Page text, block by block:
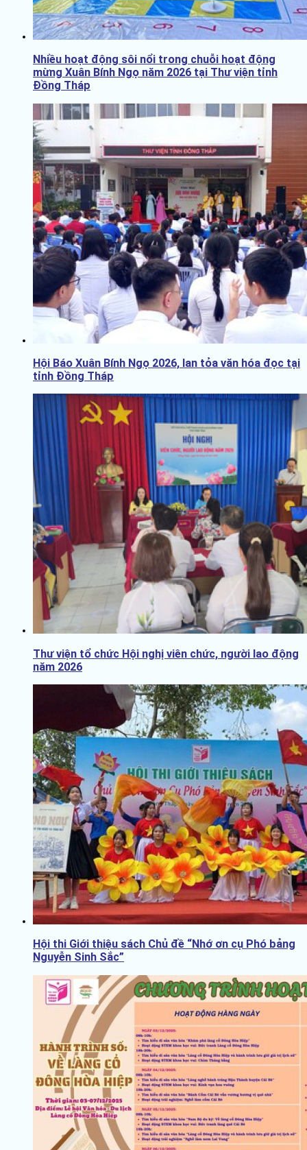
Nhiều hoạt động sôi nổi trong chuỗi hoạt động
mừng Xuân Bính Ngọ năm 2026 tại Thư viện tỉnh
Đồng Tháp
Hội Báo Xuân Bính Ngọ 2026, lan tỏa văn hóa đọc tại
tỉnh Đồng Tháp
Thư viện tổ chức Hội nghị viên chức, người lao động
năm 2026
Hội thi Giới thiệu sách Chủ đề “Nhớ ơn cụ Phó bảng
Nguyễn Sinh Sắc”